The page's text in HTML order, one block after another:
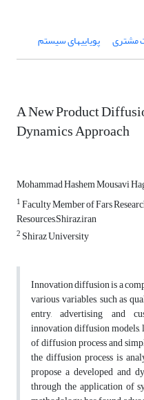
مشتری پویاییهای سیستم
A New Product
Dynamics Approach
Mohammad Hashem Mousavi
1Faculty Member of Fars
Resources,Shiraz,iran
2 Shiraz University
Innovation diffusion is a
various variables, such as
entry, advertising and
innovation diffusion models,
of diffusion process and
the diffusion process is
propose a developed and
through the application of